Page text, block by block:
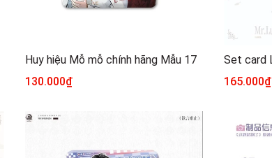
Huy hiệu Mỗ mỗ chính hãng Mẫu 17
130.000₫
165.000₫